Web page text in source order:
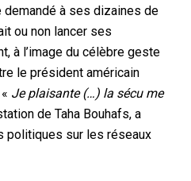
demandé à ses dizaines de
ou non lancer ses
à l’image du célèbre geste
le président américain
Je plaisante (…) la sécu me
de Taha Bouhafs, a
politiques sur les réseaux